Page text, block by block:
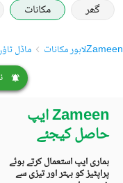
گھر
مکانات
Zameenلاہور مکانات ماڈل
Zameen ایپ
حاصل کیجئے
ہماری ایپ استعمال کرتے ہوئے
پراپٹیز کو بہتر اور تیزی سے